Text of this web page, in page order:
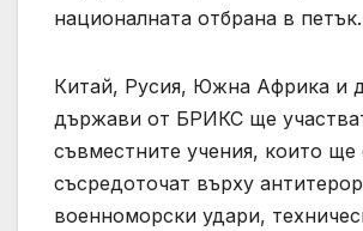
националната отбрана в петък.
Китай, Русия, Южна Африка и
държави от БРИКС ще
съвместните учения, които ще
съсредоточат върху
военноморски удари,